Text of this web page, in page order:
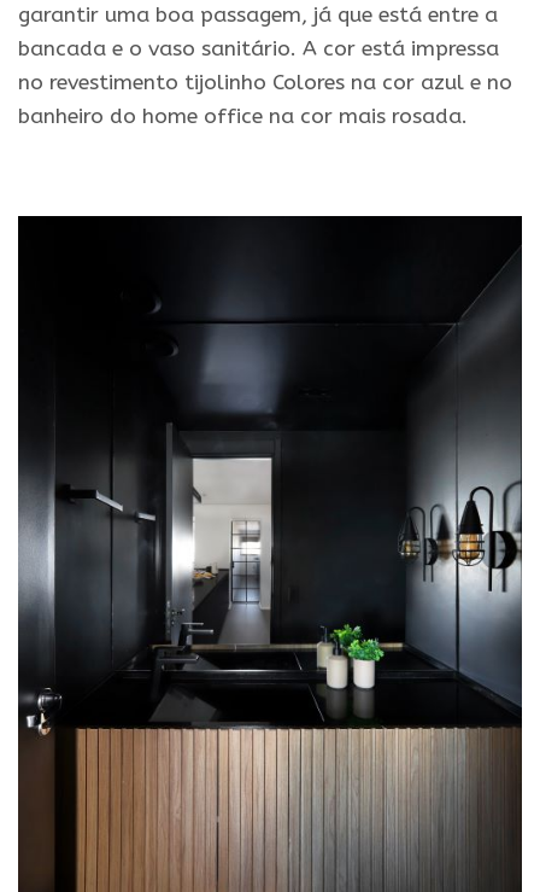
garantir uma boa passagem, já que está entre a
bancada e o vaso sanitário. A cor está impressa
no revestimento tijolinho Colores na cor azul e no
banheiro do home office na cor mais rosada.